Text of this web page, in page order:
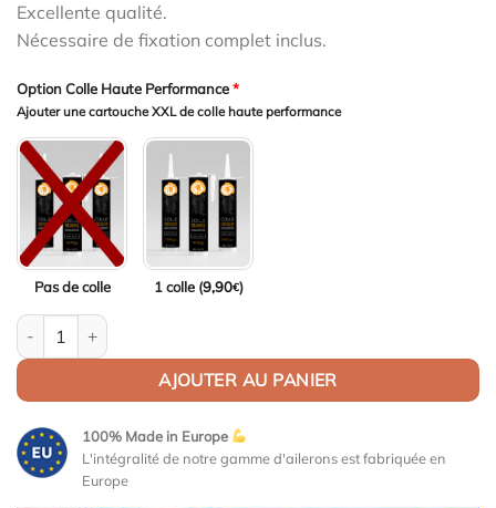
Excellente qualité.
Nécessaire de fixation complet inclus.
Option Colle Haute Performance*
Ajouter une cartouche XXL de colle haute performance
Pas de colle 1 colle (9,90€)
quantité de Aileron / Becquet pour Mercedes C W203
AJOUTER AU PANIER
100% Made in Europe
L'intégralité de notre gamme d'ailerons est fabriquée en
Europe